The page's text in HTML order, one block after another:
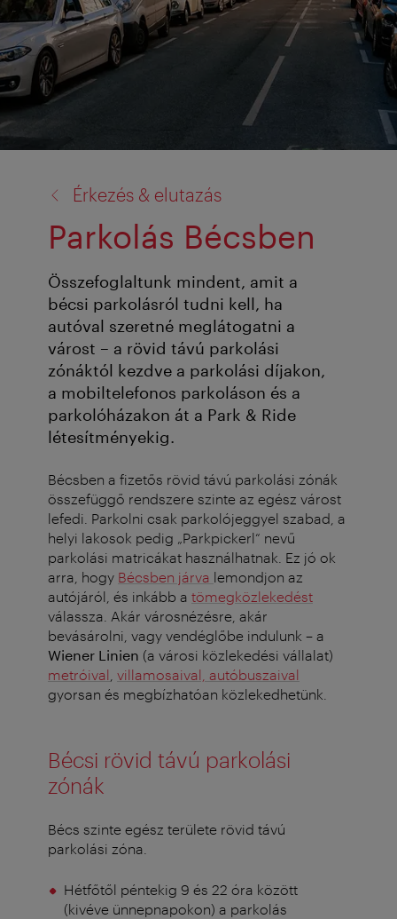
Érkezés & elutazás
Parkolás Bécsben
Összefoglaltunk mindent, amit a
bécsi parkolásról tudni kell, ha
autóval szeretné meglátogatni a
várost – a rövid távú parkolási
zónáktól kezdve a parkolási díjakon,
a mobiltelefonos parkoláson és a
parkolóházakon át a Park & Ride
létesítményekig.
Bécsben a fizetős rövid távú parkolási zónák
összefüggő rendszere szinte az egész várost
lefedi. Parkolni csak parkolójeggyel szabad, a
helyi lakosok pedig „Parkpickerl“ nevű
parkolási matricákat használhatnak. Ez jó ok
arra, hogy Bécsben járva lemondjon az
autójáról, és inkább a tömegközlekedést
válassza. Akár városnézésre, akár
bevásárolni, vagy vendéglőbe indulunk – a
Wiener Linien (a városi közlekedési vállalat)
metróival villamosaival, autóbuszaival
gyorsan és megbízhatóan közlekedhetünk.
Bécsi rövid távú parkolási
zónák
Bécs szinte egész területe rövid távú
parkolási zóna.
Hétfőtől péntekig 9 és 22 óra között
(kivéve ünnepnapokon) a parkolás